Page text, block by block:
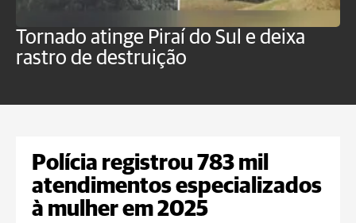
Tornado atinge Piraí do Sul e deixa
rastro de destruição
Polícia registrou 783 mil
atendimentos especializados
à mulher em 2025